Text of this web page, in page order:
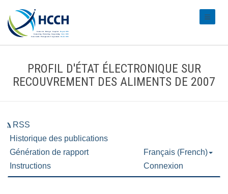
PROFIL D'ÉTAT ÉLECTRONIQUE SUR
RECOUVREMENT DES ALIMENTS DE 2007